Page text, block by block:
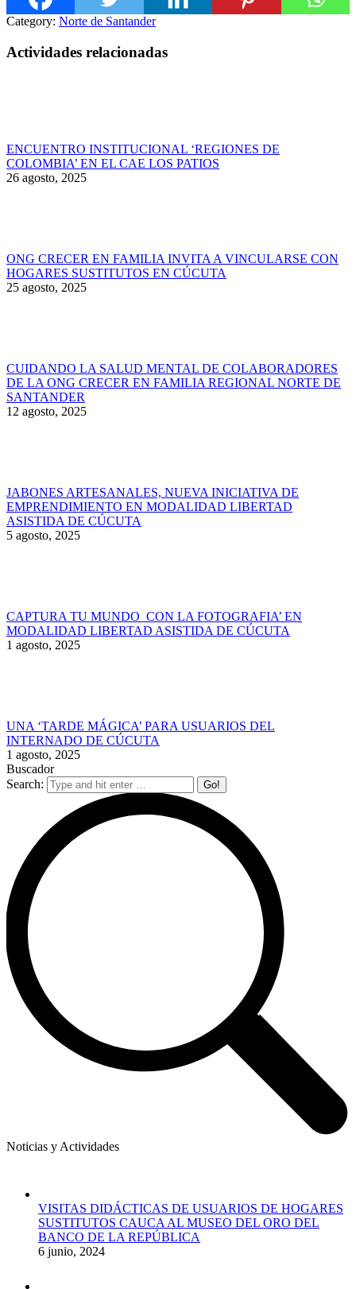
Category: Norte de Santander
Actividades relacionadas
ENCUENTRO INSTITUCIONAL ‘REGIONES DE
COLOMBIA’ EN EL CAE LOS PATIOS
26 agosto, 2025
ONG CRECER EN FAMILIA INVITA A VINCULARSE CON
HOGARES SUSTITUTOS EN CÚCUTA
25 agosto, 2025
CUIDANDO LA SALUD MENTAL DE COLABORADORES
DE LA ONG CRECER EN FAMILIA REGIONAL NORTE DE
SANTANDER
12 agosto, 2025
JABONES ARTESANALES, NUEVA INICIATIVA DE
EMPRENDIMIENTO EN MODALIDAD LIBERTAD
ASISTIDA DE CÚCUTA
5 agosto, 2025
CAPTURA TU MUNDO CON LA FOTOGRAFIA’ EN
MODALIDAD LIBERTAD ASISTIDA DE CÚCUTA
1 agosto, 2025
UNA ‘TARDE MÁGICA’ PARA USUARIOS DEL
INTERNADO DE CÚCUTA
1 agosto, 2025
Buscador
Search:
Noticias y Actividades
VISITAS DIDÁCTICAS DE USUARIOS DE HOGARES
SUSTITUTOS CAUCA AL MUSEO DEL ORO DEL
BANCO DE LA REPÚBLICA
6 junio, 2024